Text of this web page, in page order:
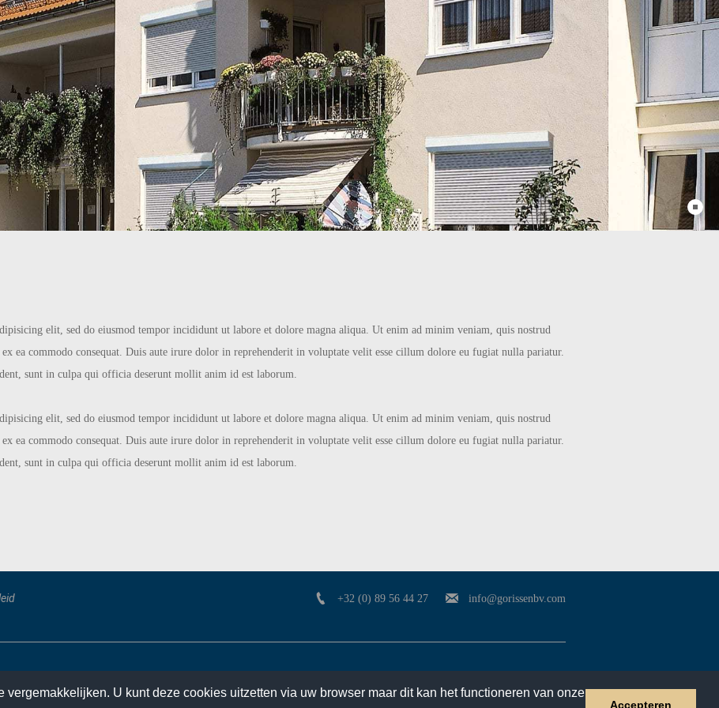
U kunt deze cookies uitzetten via uw browser maar dit kan het functioneren van onze
Accepteren
Kömmerling verwerker
elit, sed do eiusmod tempor incididunt ut labore et dolore magna aliqua. Ut enim ad minim veniam, quis nostrud
ea commodo consequat. Duis aute irure dolor in reprehenderit in voluptate velit esse cillum dolore eu fugiat nulla pariatur.
sunt in culpa qui officia deserunt mollit anim id est laborum.
elit, sed do eiusmod tempor incididunt ut labore et dolore magna aliqua. Ut enim ad minim veniam, quis nostrud
ea commodo consequat. Duis aute irure dolor in reprehenderit in voluptate velit esse cillum dolore eu fugiat nulla pariatur.
sunt in culpa qui officia deserunt mollit anim id est laborum.
+32 (0) 89 56 44 27 info@gorissenbv.com
Over ons Producten
Referenties
© Gorissen BV